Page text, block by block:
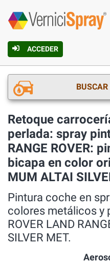
ACCEDER
BUSCAR
Retoque
perlada: spray
RANGE ROVER:
bicapa en color
MUM ALTAI
Pintura coche en
colores metálicos y
ROVER LAND
SILVER MET.